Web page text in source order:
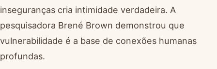
inseguranças cria intimidade verdadeira. A
pesquisadora Brené Brown demonstrou que
vulnerabilidade é a base de conexões humanas
profundas.